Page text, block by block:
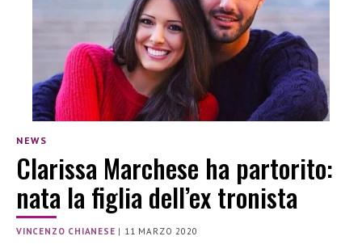
NEWS
Clarissa Marchese ha partorito:
nata la figlia dell’ex tronista
VINCENZO CHIANESE | 11 MARZO 2020